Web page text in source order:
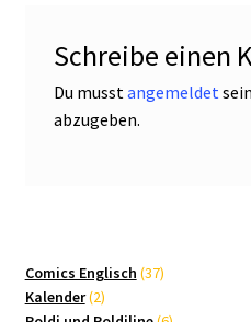
Schreibe einen
Du musst angemeldet
abzugeben.
Comics Englisch 3737
Kalender 22